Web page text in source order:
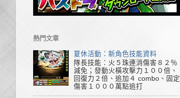
熱門文章
夏休活動：新角色技能資料
隊長技能：火５珠連消傷害８２％
減免；發動火橫攻擊力１００倍、
回復力２倍、追加４ combo、固定
傷害１０００萬點追打